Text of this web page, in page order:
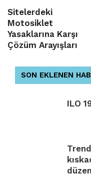
Sitelerdeki
Motosiklet
Yasaklarına Karşı
Çözüm Arayışları
SON EKLENEN
ILO